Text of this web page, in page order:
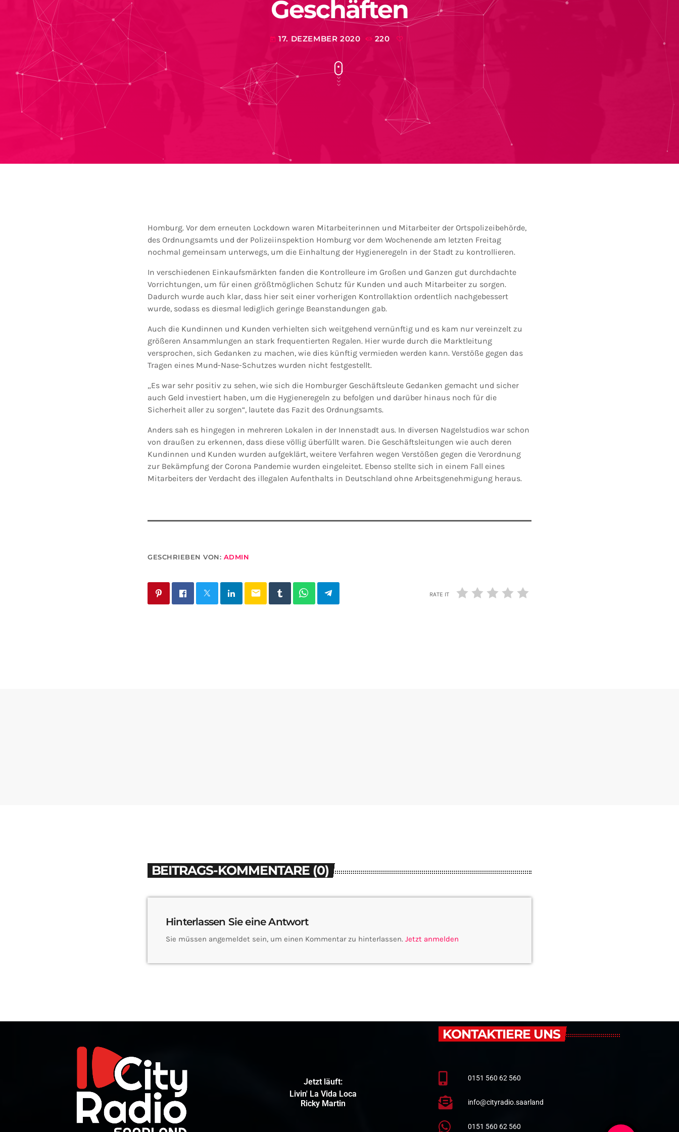
Geschäften
today 17. DEZEMBER 2020 220
Homburg. Vor dem erneuten Lockdown waren Mitarbeiterinnen und Mitarbeiter der Ortspolizeibehörde,
des Ordnungsamts und der Polizeiinspektion Homburg vor dem Wochenende am letzten Freitag
nochmal gemeinsam unterwegs, um die Einhaltung der Hygieneregeln in der Stadt zu kontrollieren.
In verschiedenen Einkaufsmärkten fanden die Kontrolleure im Großen und Ganzen gut durchdachte
Vorrichtungen, um für einen größtmöglichen Schutz für Kunden und auch Mitarbeiter zu sorgen.
Dadurch wurde auch klar, dass hier seit einer vorherigen Kontrollaktion ordentlich nachgebessert
wurde, sodass es diesmal lediglich geringe Beanstandungen gab.
Auch die Kundinnen und Kunden verhielten sich weitgehend vernünftig und es kam nur vereinzelt zu
größeren Ansammlungen an stark frequentierten Regalen. Hier wurde durch die Marktleitung
versprochen, sich Gedanken zu machen, wie dies künftig vermieden werden kann. Verstöße gegen das
Tragen eines Mund-Nase-Schutzes wurden nicht festgestellt.
„Es war sehr positiv zu sehen, wie sich die Homburger Geschäftsleute Gedanken gemacht und sicher
auch Geld investiert haben, um die Hygieneregeln zu befolgen und darüber hinaus noch für die
Sicherheit aller zu sorgen“, lautete das Fazit des Ordnungsamts.
Anders sah es hingegen in mehreren Lokalen in der Innenstadt aus. In diversen Nagelstudios war schon
von draußen zu erkennen, dass diese völlig überfüllt waren. Die Geschäftsleitungen wie auch deren
Kundinnen und Kunden wurden aufgeklärt, weitere Verfahren wegen Verstößen gegen die Verordnung
zur Bekämpfung der Corona Pandemie wurden eingeleitet. Ebenso stellte sich in einem Fall eines
Mitarbeiters der Verdacht des illegalen Aufenthalts in Deutschland ohne Arbeitsgenehmigung heraus.
GESCHRIEBEN VON: ADMIN
email RATE IT
BEITRAGS-KOMMENTARE (0)
Hinterlassen Sie eine Antwort
Sie müssen angemeldet sein, um einen Kommentar zu hinterlassen. Jetzt anmelden
Jetzt läuft:
Livin' La Vida Loca
Ricky Martin
KONTAKTIERE UNS
0151 560 62 560
info@cityradio.saarland
0151 560 62 560